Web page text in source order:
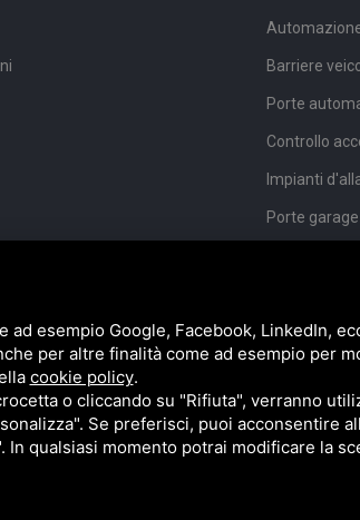
Barriere
Porte
Controllo
Impianti
Porte
Paratie
Porte rapide
ad esempio Google, Facebook, LinkedIn,
per altre finalità come ad esempio per
cookie policy.
o cliccando su "Rifiuta", verranno
Se preferisci, puoi acconsentire
qualsiasi momento potrai modificare la